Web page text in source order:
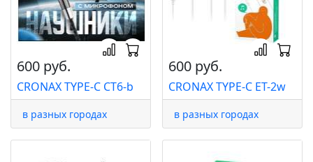
600 руб.
CRONAX TYPE-C CT6-b
в разных городах
600 руб.
CRONAX TYPE-C ET-2w
в разных городах